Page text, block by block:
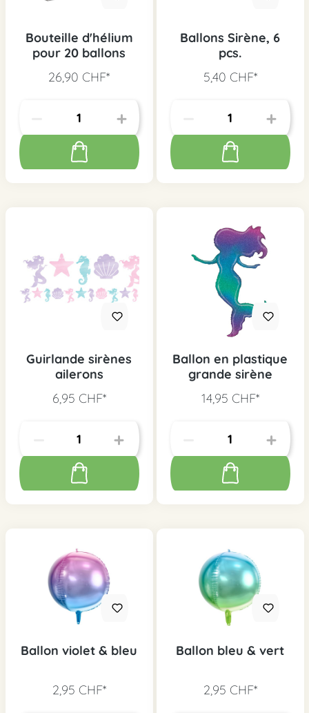
Bouteille d'hélium
pour 20 ballons
26,90 CHF*
Ballons Sirène, 6
pcs.
5,40 CHF*
Guirlande sirènes
ailerons
6,95 CHF*
Ballon en plastique
grande sirène
14,95 CHF*
Ballon violet & bleu
2,95 CHF*
Ballon bleu & vert
2,95 CHF*